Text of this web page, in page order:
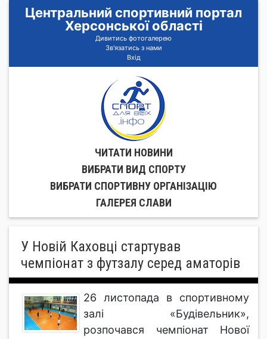
Центральний спортивний портал
Херсонської області
Дивитись фотогалерею
Зв'язатись з нами
Вхід
ЧИТАТИ НОВИНИ
ВИБРАТИ ВИД СПОРТУ
ВИБРАТИ СПОРТИВНУ ОРГАНIЗАЦIЮ
ГАЛЕРЕЯ СЛАВИ
У Новій Каховці стартував
чемпіонат з футзалу серед аматорів
26 листопада в спортивному
залі «Будівельник»,
розпочався чемпіонат Нової